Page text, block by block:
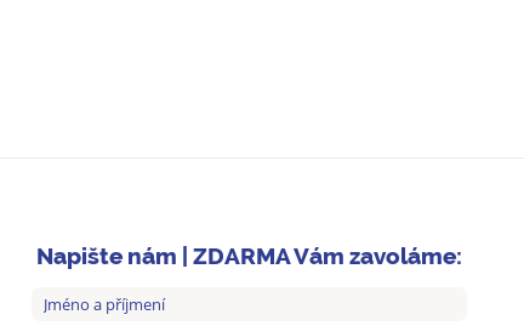
Napište nám | ZDARMA Vám zavoláme: